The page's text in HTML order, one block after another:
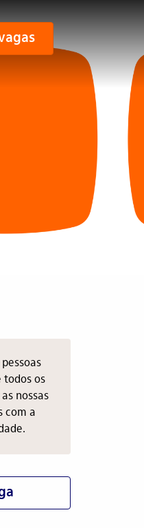
todos os
nossas
com a